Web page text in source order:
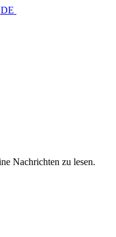
DE
Nachrichten zu lesen.